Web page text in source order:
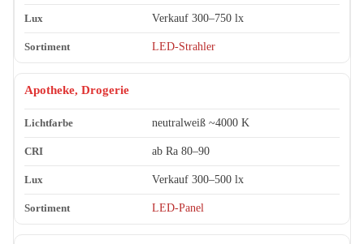
Verkauf 300–750 lx
LED-Strahler
Apotheke, Drogerie
neutralweiß ~4000 K
ab Ra 80–90
Verkauf 300–500 lx
LED-Panel